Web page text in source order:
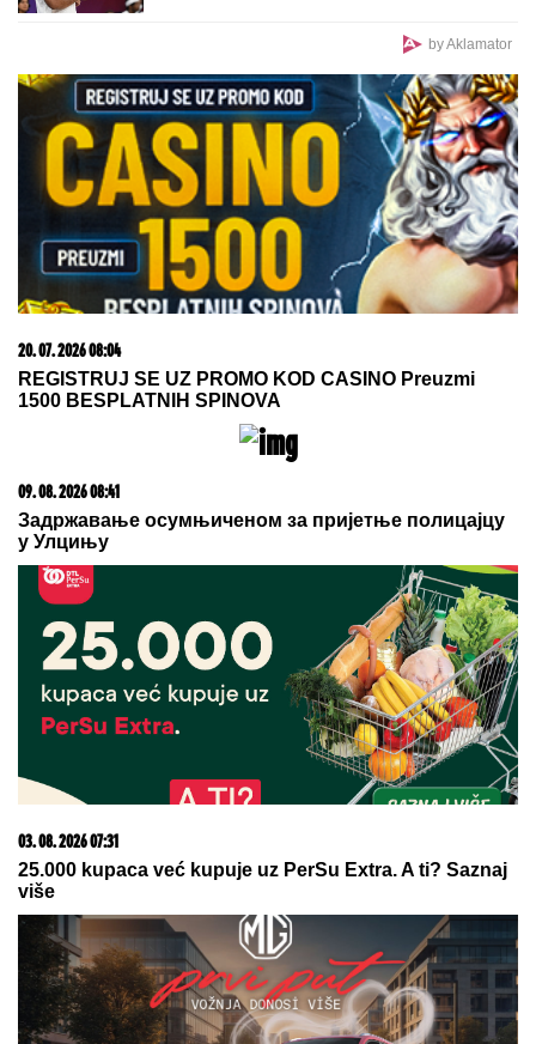
Dnevni horoskop za nedelju, 9.
avgust: Jarac gura ISTINU POD
TEPIH, a NJIH čeka poslovna prilika
kakva stiže jednom u životu
Najmekše PAMUK KIFLICE,
fenomenalne i sa slanim i sa slatkim
filom: Ispadaju SAVRŠENO baš svaki
put - sa OVIM RECEPTOM nema